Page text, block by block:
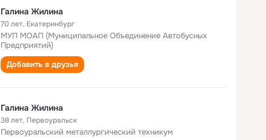
Галина Жилина
70 лет, Екатеринбург
МУП МОАП (Муниципальное Объединение Автобусных
Предприятий)
Добавить в друзья
Галина Жилина
38 лет, Первоуральск
Первоуральский металлургический техникум